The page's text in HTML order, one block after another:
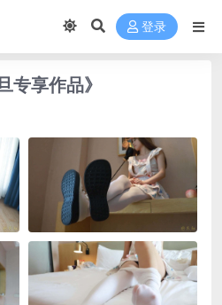
登录
专享作品》